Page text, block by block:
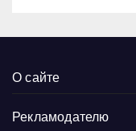
О сайте
Рекламодателю